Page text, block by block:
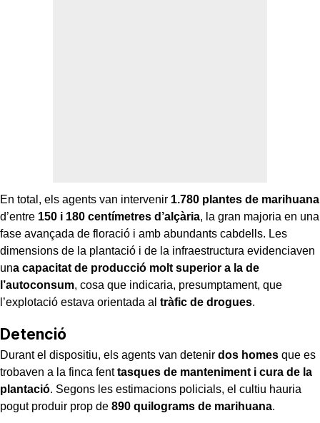
En total, els agents van intervenir 1.780 plantes de marihuana
d’entre 150 i 180 centímetres d’alçària, la gran majoria en una
fase avançada de floració i amb abundants cabdells. Les
dimensions de la plantació i de la infraestructura evidenciaven
una capacitat de producció molt superior a la de
l’autoconsum, cosa que indicaria, presumptament, que
l’explotació estava orientada al tràfic de drogues.
Detenció
Durant el dispositiu, els agents van detenir dos homes que es
trobaven a la finca fenttasques de manteniment i cura de la
plantació. Segons les estimacions policials, el cultiu hauria
pogut produir prop de 890 quilograms de marihuana.